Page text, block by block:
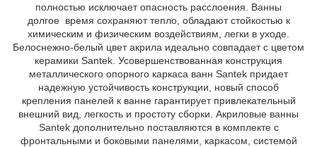
полностью исключает опасность расслоения. Ванны
долгое время сохраняют тепло, обладают стойкостью к
химическим и физическим воздействиям, легки в уходе.
Белоснежно-белый цвет акрила идеально совпадает с цветом
керамики Santek. Усовершенствованная конструкция
металлического опорного каркаса ванн Santek придает
надежную устойчивость конструкции, новый способ
крепления панелей к ванне гарантирует привлекательный
внешний вид, легкость и простоту сборки. Акриловые ванны
Santek дополнительно поставляются в комплекте с
фронтальными и боковыми панелями, каркасом, системой